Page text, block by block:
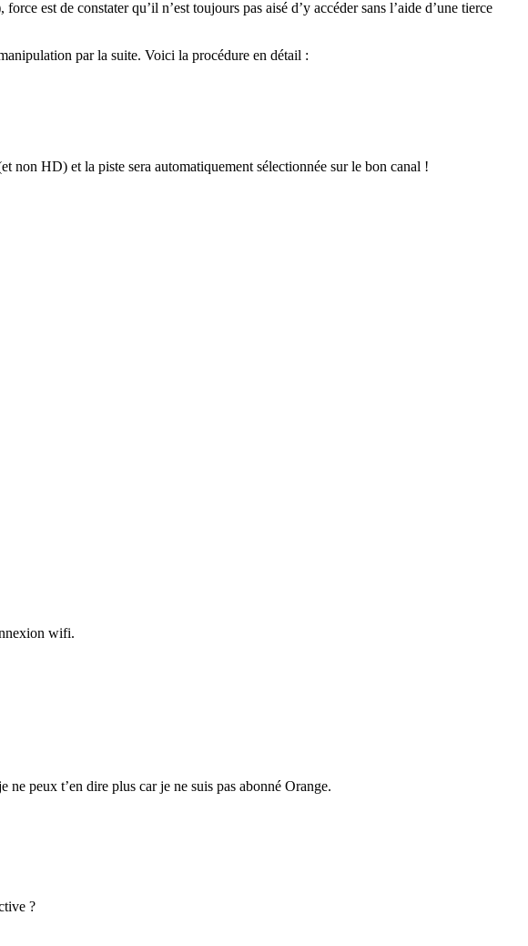
est de constater qu’il n’est toujours pas aisé d’y accéder sans l’aide d’une tierce
par la suite. Voici la procédure en détail :
non HD) et la piste sera automatiquement sélectionnée sur le bon canal !
wifi.
peux t’en dire plus car je ne suis pas abonné Orange.
?